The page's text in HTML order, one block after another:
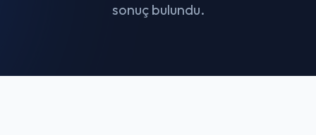
sonuç bulundu.